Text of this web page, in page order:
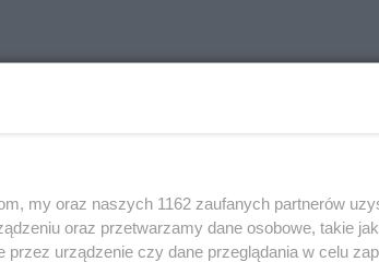
my oraz naszych 1162 zaufanych partnerów
oraz przetwarzamy dane osobowe, takie
przez urządzenie czy dane przeglądania w celu